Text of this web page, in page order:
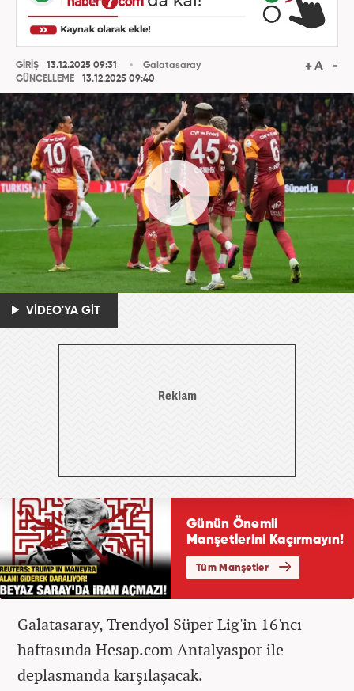
GİRİŞ
13.12.2025 09:31
GÜNCELLEME
13.12.2025 09:40
Galatasaray
VİDEO'YA GİT
Galatasaray, Trendyol Süper Lig'in 16'ncı
haftasında Hesap.com Antalyaspor ile
deplasmanda karşılaşacak.